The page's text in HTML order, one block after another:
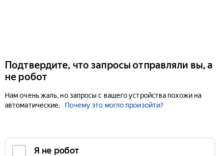
Подтвердите, что запросы отправляли вы, а
не робот
Нам очень жаль, но запросы с вашего устройства похожи на
автоматические.
Почему это могло произойти?